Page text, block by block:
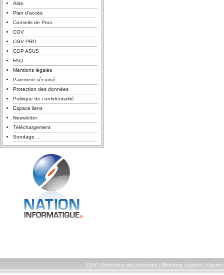
Aide
Plan d'accès
Conseils de Pros.
CGV
CGV PRO
CGP ASUS
FAQ
Mentions légales
Paiement sécurisé
Protection des données
Politique de confidentialité
Espace liens
Newsletter
Téléchargement
Sondage ...
CGV Protection des données| Mentions Légales| Ajouter